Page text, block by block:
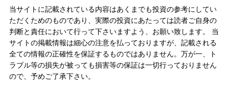
当サイトに記載されている内容はあくまでも投資の参考にしてい
ただくためのものであり、実際の投資にあたっては読者ご自身の
判断と責任において行って下さいますよう、お願い致します。 当
サイトの掲載情報は細心の注意を払っておりますが、記載される
全ての情報の正確性を保証するものではありません。万が一、ト
ラブル等の損失が被っても損害等の保証は一切行っておりません
ので、予めご了承下さい。